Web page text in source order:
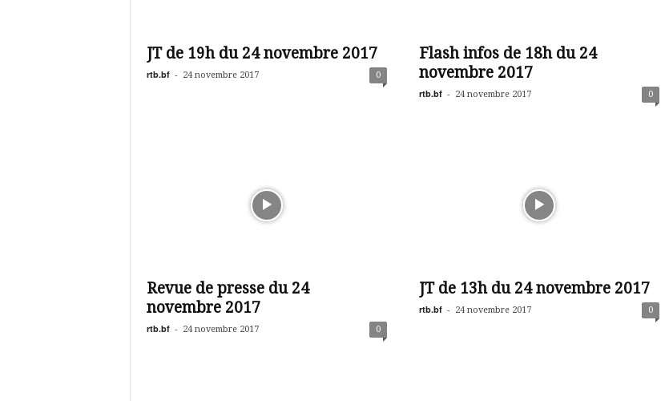
JT de 19h du 24 novembre 2017
rtb.bf - 24 novembre 2017 0
Flash infos de 18h du 24
novembre 2017
rtb.bf - 24 novembre 2017 0
Revue de presse du 24
novembre 2017
rtb.bf - 24 novembre 2017 0
JT de 13h du 24 novembre 2017
rtb.bf - 24 novembre 2017 0